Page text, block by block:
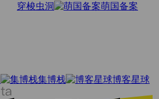
穿梭虫洞 萌国备案
集博栈 博客星球